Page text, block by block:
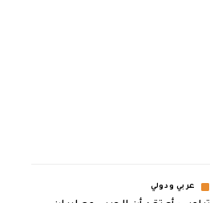
عربي ودولي